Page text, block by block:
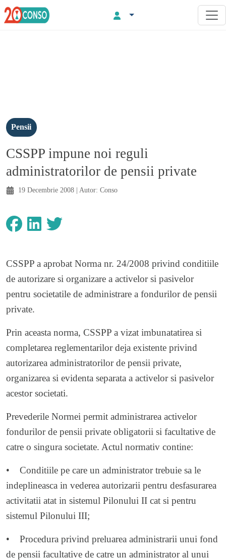
Pensii
CSSPP impune noi reguli
administratorilor de pensii private
19 Decembrie 2008 | Autor: Conso
CSSPP a aprobat Norma nr. 24/2008 privind conditiile
de autorizare si organizare a activelor si pasivelor
pentru societatile de administrare a fondurilor de pensii
private.
Prin aceasta norma, CSSPP a vizat imbunatatirea si
completarea reglementarilor deja existente privind
autorizarea administratorilor de pensii private,
organizarea si evidenta separata a activelor si pasivelor
acestor societati.
Prevederile Normei permit administrarea activelor
fondurilor de pensii private obligatorii si facultative de
catre o singura societate. Actul normativ contine:
• Conditiile pe care un administrator trebuie sa le
indeplineasca in vederea autorizarii pentru desfasurarea
activitatii atat in sistemul Pilonului II cat si pentru
sistemul Pilonului III;
• Procedura privind preluarea administrarii unui fond
de pensii facultative de catre un administrator al unui